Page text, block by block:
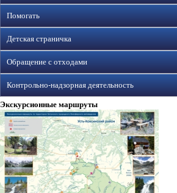
Помогать
Детская страничка
Обращение с отходами
Контрольно-надзорная деятельность
Экскурсионные маршруты